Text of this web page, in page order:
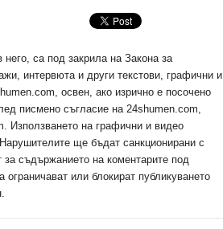
са под закрила на Закона за
интервюта и други текстови, графични и
освен, ако изрично е посочено
писмено съгласие на 24shumen.com,
Използването на графични и видео
ще бъдат санкционирани с
за съдържанието на коментарите под
или блокират публикуването